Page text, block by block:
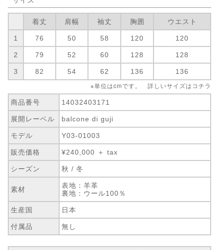
着丈 肩幅 袖丈 胸囲 ウエスト
1 76 50 58 120 120
2 79 52 60 128 128
3 82 54 62 136 136
※単位はcmです。 詳しいサイズは コチラ
商品番号 14032403171
展開レーベル balcone di guji
モデル Y03-01003
販売価格 ¥240,000 ＋ tax
シーズン 秋 / 冬
素材
表地：羊革
裏地：ウール100％
生産国 日本
付属品 無し